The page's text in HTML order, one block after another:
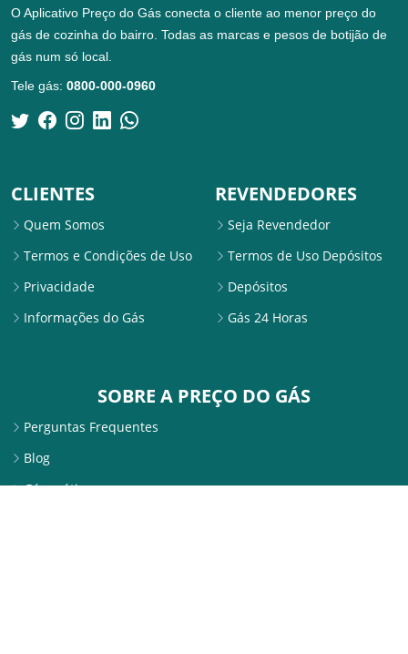
O Aplicativo Preço do Gás conecta o cliente ao menor preço do
gás de cozinha do bairro. Todas as marcas e pesos de botijão de
gás num só local.
Tele gás: 0800-000-0960
CLIENTES
Quem Somos
Termos e Condições de Uso
Privacidade
Informações do Gás
REVENDEDORES
Seja Revendedor
Termos de Uso Depósitos
Depósitos
Gás 24 Horas
SOBRE A PREÇO DO GÁS
Perguntas Frequentes
Blog
Gás grátis